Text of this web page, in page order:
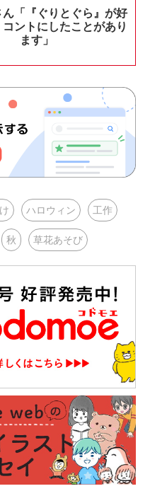
ん「『ぐりとぐら』が好
コントにしたことがあり
ます」
ハロウィン 工作
秋 草花あそび